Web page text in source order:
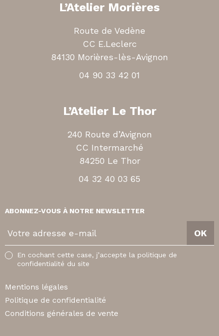
L’Atelier Morières
Route de Vedène
CC E.Leclerc
84130 Morières-lès-Avignon
04 90 33 42 01
L’Atelier Le Thor
240 Route d’Avignon
CC Intermarché
84250 Le Thor
04 32 40 03 65
ABONNEZ-VOUS À NOTRE NEWSLETTER
t
r
a
d
r
OK
En cochant cette case, j’accepte la politique de
confidentialité du site
Mentions légales
Politique de confidentialité
Conditions générales de vente